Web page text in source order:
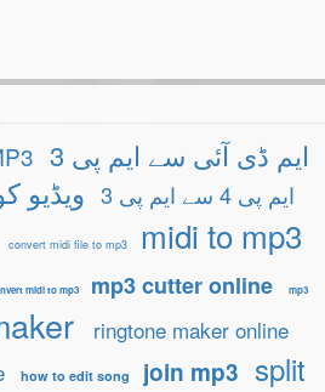
ایم ڈی آئی سے ایم پی 3
ایم پی 4 سے ایم پی 3 ویڈیو
convert midi file to mp3
midi to mp3
midi to mp3 mp3 cutter online mp3
ringtone maker online
how to edit song join mp3 split